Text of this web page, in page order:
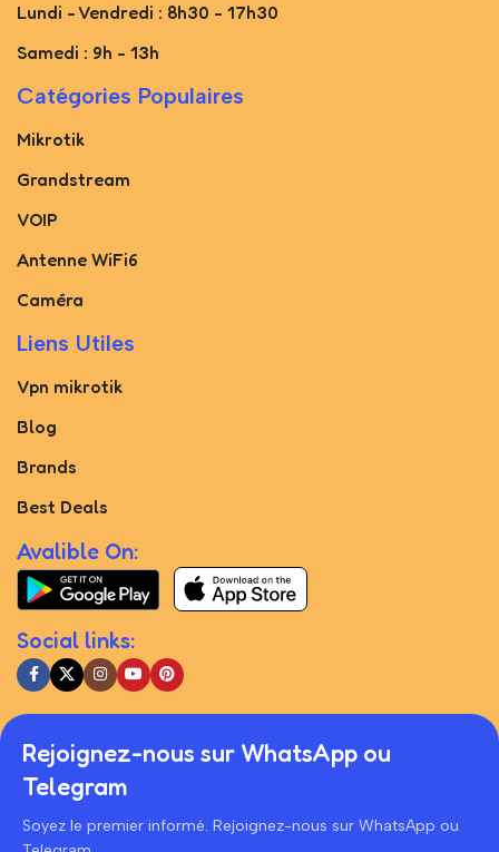
Lundi - Vendredi : 8h30 - 17h30
Samedi : 9h - 13h
Catégories Populaires
Mikrotik
Grandstream
VOIP
Antenne WiFi6
Caméra
Liens Utiles
Vpn mikrotik
Blog
Brands
Best Deals
Avalible On:
Social links:
Rejoignez-nous sur WhatsApp ou
Telegram
Soyez le premier informé. Rejoignez-nous sur WhatsApp ou